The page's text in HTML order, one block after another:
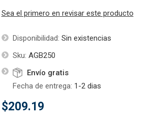
Sea el primero en revisar este producto
Disponibilidad: Sin existencias
Sku: AGB250
Envío gratis
Fecha de entrega: 1-2 dias
$209.19